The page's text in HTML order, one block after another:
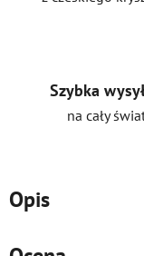
Szybka
na cały
Opis